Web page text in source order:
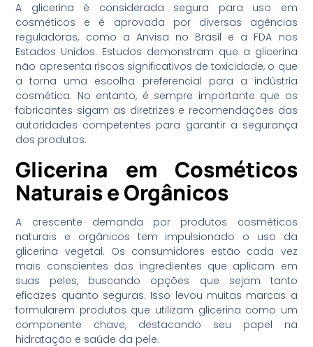
A glicerina é considerada segura para uso em
cosméticos e é aprovada por diversas agências
reguladoras, como a Anvisa no Brasil e a FDA nos
Estados Unidos. Estudos demonstram que a glicerina
não apresenta riscos significativos de toxicidade, o que
a torna uma escolha preferencial para a indústria
cosmética. No entanto, é sempre importante que os
fabricantes sigam as diretrizes e recomendações das
autoridades competentes para garantir a segurança
dos produtos.
Glicerina em Cosméticos
Naturais e Orgânicos
A crescente demanda por produtos cosméticos
naturais e orgânicos tem impulsionado o uso da
glicerina vegetal. Os consumidores estão cada vez
mais conscientes dos ingredientes que aplicam em
suas peles, buscando opções que sejam tanto
eficazes quanto seguras. Isso levou muitas marcas a
formularem produtos que utilizam glicerina como um
componente chave, destacando seu papel na
hidratação e saúde da pele.